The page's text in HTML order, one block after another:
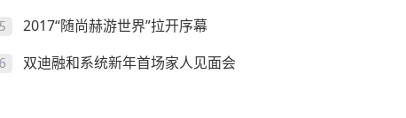
2017“随尚赫游世界”拉开序幕
双迪融和系统新年首场家人见面会